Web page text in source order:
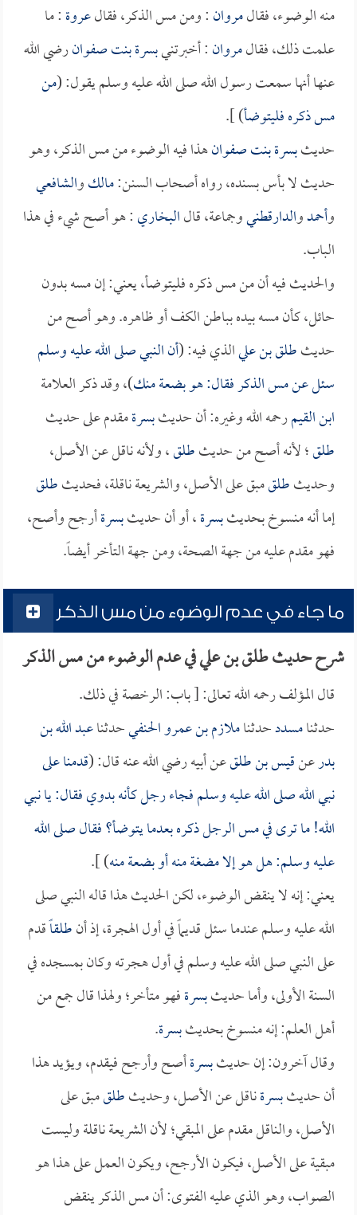
منه الوضوء، فقالمروان: ومن مس الذكر، فقالعروة: ما
علمت ذلك، فقالمروان: أخبرتنيبسرة بنت صفوانرضي الله
عنها أنها سمعت رسول الله صلى الله عليه وسلم يقول: (من
مس ذكره فليتوضأ) ].
حديثبسرة بنت صفوانهذا فيه الوضوء من مس الذكر، وهو
حديث لا بأس بسنده، رواه أصحاب السنن:مالكوالشافعي
وأحمدوالدارقطنيوجماعة، قالالبخاري: هو أصح شيء في هذا
الباب.
والحديث فيه أن من مس ذكره فليتوضأ، يعني: إن مسه بدون
حائل، كأن مسه بيده بباطن الكف أو ظاهره. وهو أصح من
حديثطلق بن عليالذي فيه: (أن النبي صلى الله عليه وسلم
سئل عن مس الذكر فقال: هو بضعة منك)، وقد ذكر العلامة
ابن القيمرحمه الله وغيره: أن حديثبسرةمقدم على حديث
طلق؛ لأنه أصح من حديثطلق، ولأنه ناقل عن الأصل،
وحديثطلقمبق على الأصل، والشريعة ناقلة، فحديثطلق
إما أنه منسوخ بحديثبسرة، أو أن حديثبسرةأرجح وأصح،
فهو مقدم عليه من جهة الصحة، ومن جهة التأخر أيضاً.
ما جاء في عدم الوضوء من مس الذكر
شرح حديث طلق بن علي في عدم الوضوء من مس الذكر
قال المؤلف رحمه الله تعالى: [ باب: الرخصة في ذلك.
حدثنامسددحدثناملازم بن عمرو الحنفيحدثناعبد الله بن
بدرعنقيس بن طلقعن أبيه رضي الله عنه قال: (قدمنا على
نبي الله صلى الله عليه وسلم فجاء رجل كأنه بدوي فقال: يا نبي
الله! ما ترى في مس الرجل ذكره بعدما يتوضأ؟ فقال صلى الله
عليه وسلم: هل هو إلا مضغة منه أو بضعة منه) ].
يعني: إنه لا ينقض الوضوء، لكن الحديث هذا قاله النبي صلى
الله عليه وسلم عندما سئل قديماً في أول الهجرة، إذ أنطلقاًقدم
على النبي صلى الله عليه وسلم في أول هجرته وكان بمسجده في
السنة الأولى، وأما حديثبسرةفهو متأخر؛ ولهذا قال جمع من
أهل العلم: إنه منسوخ بحديثبسرة.
وقال آخرون: إن حديثبسرةأصح وأرجح فيقدم، ويؤيد هذا
أن حديثبسرةناقل عن الأصل، وحديثطلقمبق على
الأصل، والناقل مقدم على المبقي؛ لأن الشريعة ناقلة وليست
مبقية على الأصل، فيكون الأرجح، ويكون العمل على هذا هو
الصواب، وهو الذي عليه الفتوى: أن مس الذكر ينقض